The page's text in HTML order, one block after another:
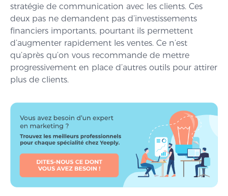
stratégie de communication avec les clients. Ces
deux pas ne demandent pas d’investissements
financiers importants, pourtant ils permettent
d’augmenter rapidement les ventes. Ce n’est
qu’après qu’on vous recommande de mettre
progressivement en place d’autres outils pour attirer
plus de clients.